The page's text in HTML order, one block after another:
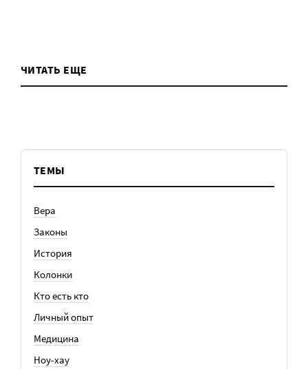
ЧИТАТЬ ЕЩЕ
ТЕМЫ
Вера
Законы
История
Колонки
Кто есть кто
Личный опыт
Медицина
Ноу-хау